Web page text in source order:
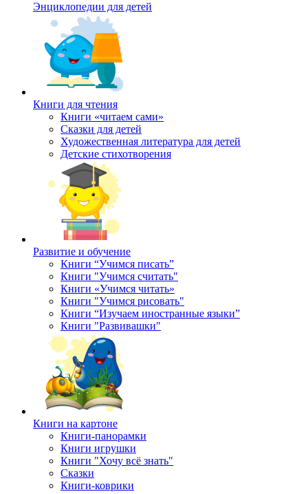
Энциклопедии для детей
Книги для чтения
Книги «читаем сами»
Сказки для детей
Художественная литература для детей
Детские стихотворения
Развитие и обучение
Книги “Учимся писать”
Книги "Учимся считать"
Книги «Учимся читать»
Книги "Учимся рисовать"
Книги “Изучаем иностранные языки”
Книги "Развивашки"
Книги на картоне
Книги-панорамки
Книги игрушки
Книги "Хочу всё знать"
Сказки
Книги-коврики